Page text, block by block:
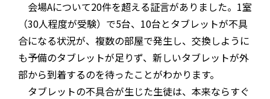
会場Aについて20件を超える証言がありました。1室
（30人程度が受験）で5台、10台とタブレットが不具
合になる状況が、複数の部屋で発生し、交換しように
も予備のタブレットが足りず、新しいタブレットが外
部から到着するのを待ったことがわかります。
タブレットの不具合が生じた生徒は、本来ならすぐ